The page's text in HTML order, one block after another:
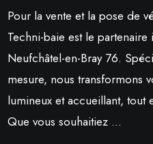
Pour la vente et la pose de
Techni-baie est le
Neufchâtel-en-Bray 76.
mesure, nous transformons
lumineux et accueillant, tout
Que vous souhaitiez ...